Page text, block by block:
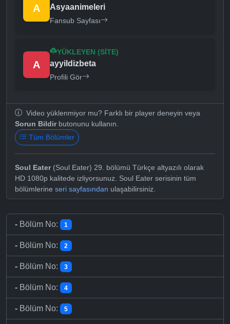
A Asyaanimeleri
Fansub Sayfası
A
YÜKLEYEN (SITE)
ayyildizbeta
Profili Gör
Video yüklenmiyor mu? Farklı bir player deneyin veya
Sorun Bildirbutonunu kullanın.
Tüm Bölümler
Soul Eater(Soul Eater) 29. bölümü Türkçe altyazılı olarak
HD 1080p kalitede izliyorsunuz. Soul Eater serisinin tüm
bölümlerine seri sayfasından ulaşabilirsiniz.
- Bölüm No: 1
- Bölüm No: 2
- Bölüm No: 3
- Bölüm No: 4
- Bölüm No: 5